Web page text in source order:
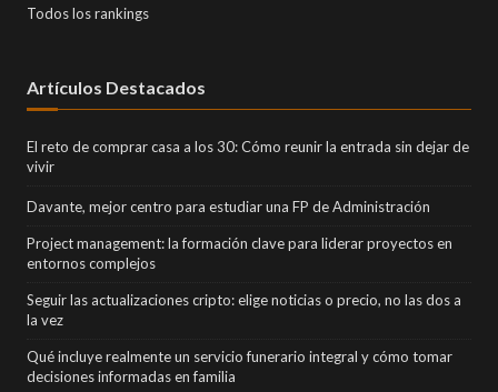
Todos los rankings
Artículos Destacados
El reto de comprar casa a los 30: Cómo reunir la entrada sin dejar de
vivir
Davante, mejor centro para estudiar una FP de Administración
Project management: la formación clave para liderar proyectos en
entornos complejos
Seguir las actualizaciones cripto: elige noticias o precio, no las dos a
la vez
Qué incluye realmente un servicio funerario integral y cómo tomar
decisiones informadas en familia